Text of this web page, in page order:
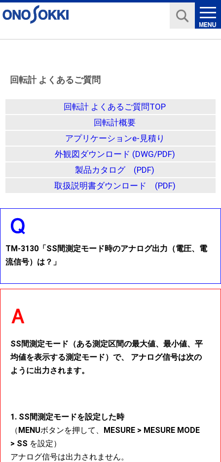
回転計 よくあるご質問
回転計 よくあるご質問TOP
回転計概要
アプリケーションe-見積り
外観図ダウンロード (DWG/PDF)
製品カタログ (PDF)
取扱説明書ダウンロード (PDF)
TM-3130「SS間測定モード時のアナログ出力（電圧、電
流信号）は？」
SS間測定モード（ある測定区間の最大値、最小値、平
均値を表示する測定モード）で、 アナログ信号は次の
ように出力されます。
1. SS間測定モードを設定した時
（MENUボタンを押して、 MESURE > MESURE MODE
> SS を設定）
アナログ信号は出力されません。